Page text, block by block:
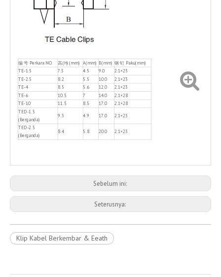
编 号 Perkara NO. 高(H) (mm) A(mm) B(mm) 钢 钉 Paku(mm)
TE-1.5
7.3 4.5 9.0
2.1×23
TE-2.5
8.2 5.5 10.0
2.1×23
TE-4
8.5 5.6 12.0
2.1×23
TE-6
10.5 7 14.0
2.1×28
TE-10
11.5 8.5 17.0
2.1×28
TED-1.5
(Berganda)
9.3 4.9 17.0
2.1×23
TED-2.5
(Berganda)
8.4 5.8 20.0 2.1×23
Sebelum ini:
Seterusnya:
Klip Kabel Berkembar & Eeath